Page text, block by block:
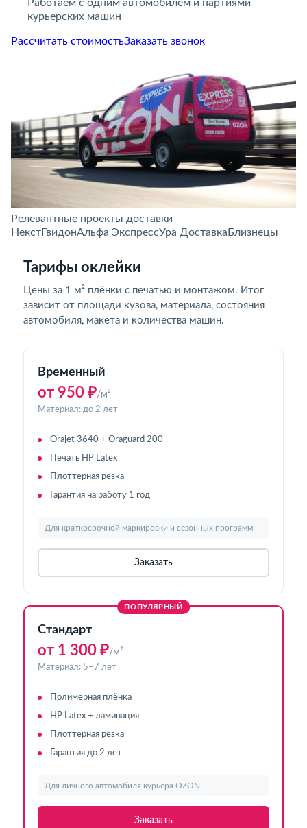
Работаем с одним автомобилем и партиями
курьерских машин
Рассчитать стоимостьЗаказать звонок
Релевантные проекты доставки
НекстГвидонАльфа ЭкспрессУра Доставка Близнецы
Тарифы оклейки
Цены за 1 м² плёнки с печатью и монтажом. Итог
зависит от площади кузова, материала, состояния
автомобиля, макета и количества машин.
Временный
от 950 ₽/м²
Материал: до 2 лет
Orajet 3640 + Oraguard 200
Печать HP Latex
Плоттерная резка
Гарантия на работу 1 год
Для краткосрочной маркировки и сезонных программ
Заказать
ПОПУЛЯРНЫЙ
Стандарт
от 1 300 ₽/м²
Материал: 5–7 лет
Полимерная плёнка
HP Latex + ламинация
Плоттерная резка
Гарантия до 2 лет
Для личного автомобиля курьера OZON
Заказать